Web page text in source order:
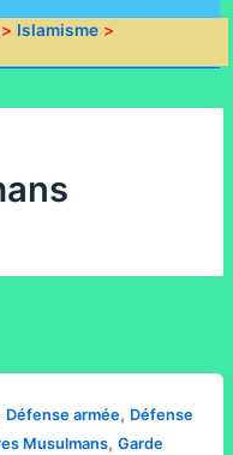
Islamisme
Défense armée, Défense
Musulmans, Garde